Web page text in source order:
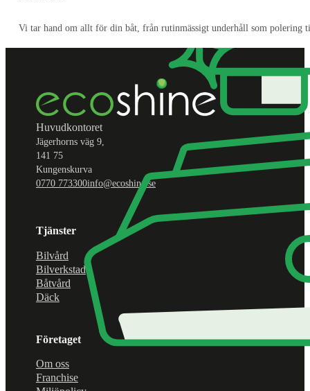
Vi tar hand om allt för din båt, från rutinmässigt underhåll som polering
Huvudkontoret
Jägerhorns väg 9,
141 75
Kungenskurva
0770 773300info@ecoshine.se
Tjänster
Bilvård
Bilverkstad
Båtvård
Däck
Företaget
Om oss
Franchise